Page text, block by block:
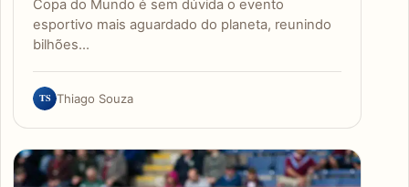
Copa do Mundo é sem dúvida o evento
esportivo mais aguardado do planeta, reunindo
bilhões…
TS Thiago Souza